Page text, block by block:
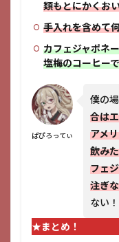
類もとにかくお
手入れを含めて
カフェジャポネ
塩梅のコーヒー
ぱぴろってぃ
僕の場
合は
アメ
飲み
フェ
注ぎ
ない！
★まとめ！